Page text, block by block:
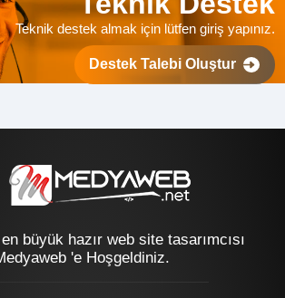
Teknik destek almak için lütfen giriş yapınız.
Destek Talebi Oluştur
büyük hazır web site tasarımcısı
'e Hoşgeldiniz.